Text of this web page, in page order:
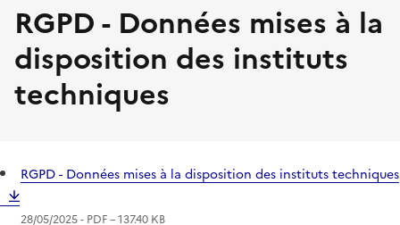
RGPD - Données mises à la
disposition des instituts
techniques
RGPD - Données mises à la disposition des instituts techniques
28/05/2025 - PDF– 137.40 KB